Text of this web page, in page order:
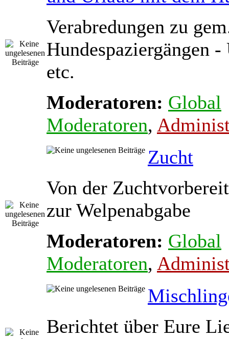
Verabredungen zu
Hundespaziergängen
etc.
Moderatoren: Global
Moderatoren,
Zucht
Von der
zur Welpenabgabe
Moderatoren: Global
Moderatoren,
Berichtet über Eure